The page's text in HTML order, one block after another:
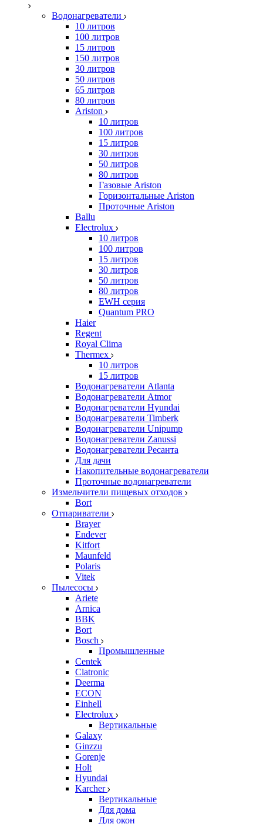
Водонагреватели
10 литров
100 литров
15 литров
150 литров
30 литров
50 литров
65 литров
80 литров
Ariston
10 литров
100 литров
15 литров
30 литров
50 литров
80 литров
Газовые Ariston
Горизонтальные Ariston
Проточные Ariston
Ballu
Electrolux
10 литров
100 литров
15 литров
30 литров
50 литров
80 литров
EWH серия
Quantum PRO
Haier
Regent
Royal Clima
Thermex
10 литров
15 литров
Водонагреватели Atlanta
Водонагреватели Atmor
Водонагреватели Hyundai
Водонагреватели Timberk
Водонагреватели Unipump
Водонагреватели Zanussi
Водонагреватели Ресанта
Для дачи
Накопительные водонагреватели
Проточные водонагреватели
Измельчители пищевых отходов
Bort
Отпариватели
Brayer
Endever
Kitfort
Maunfeld
Polaris
Vitek
Пылесосы
Ariete
Arnica
BBK
Bort
Bosch
Промышленные
Centek
Clatronic
Deerma
ECON
Einhell
Electrolux
Вертикальные
Galaxy
Ginzzu
Gorenje
Holt
Hyundai
Karcher
Вертикальные
Для дома
Для окон